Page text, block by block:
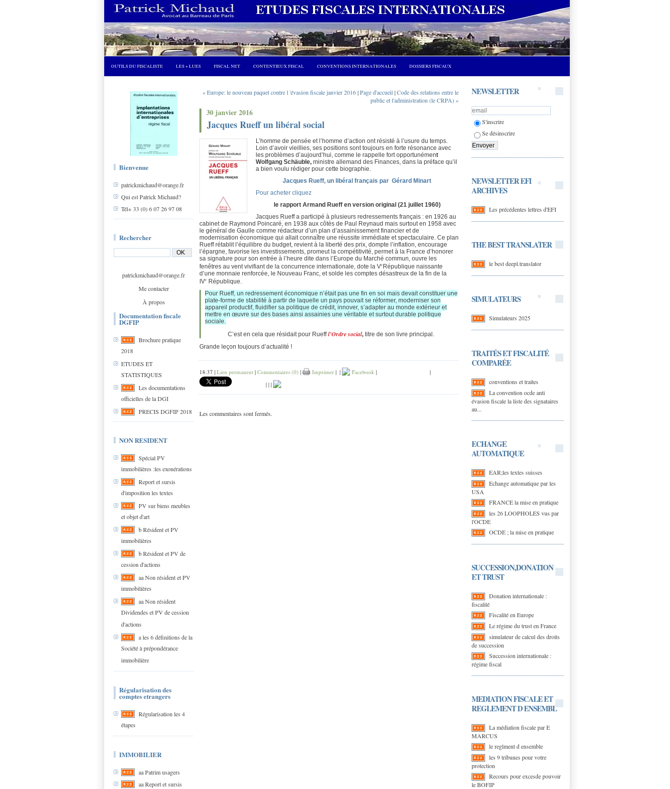
OUTILS DU FISCALISTE LES + LUES FISCAL NET CONTENTIEUX FISCAL CONVENTIONS INTERNATIONALES DOSSIERS FISCAUX
Bienvenue
patrickmichaud@orange.fr
Qui est Patrick Michaud?
Tél+ 33 (0) 6 07 26 97 08
Rechercher
patrickmichaud@orange.fr
Me contacter
À propos
Documentation fiscale
DGFIP
Brochure pratique
2018
ETUDES ET
STATISTIQUES
Les documentations
officielles de la DGI
PRECIS DGFIP 2018
NON RESIDENT
Spécial PV
immobilières :les exonérations
Report et sursis
d'imposition les textes
PV sur biens meubles
et objet d'art
b Résident et PV
immobilières
b Résident et PV de
cession d'actions
aa Non résident et PV
immobilières
aa Non résident
Dividendes et PV de cession
d'actions
a les 6 définitions de la
Société à prépondérance
immobilière
Régularisation des
comptes etrangers
Régularisation les 4
étapes
IMMOBILIER
aa Patrim usagers
aa Report et sursis
NEWSLETTER
S'inscrire
Se désinscrire
NEWSLETTER EFI
ARCHIVES
Les précédentes lettres d'EFI
THE BEST TRANSLATER
le best deepl.translator
SIMULATEURS
Simulateurs 2025
TRAITÉS ET FISCALITÉ
COMPARÉE
conventions et traites
La convention ocde anti
évasion fiscale la liste des signataires
au...
ECHANGE
AUTOMATIQUE
EAR;les textes suisses
Echange automatique par les
USA
FRANCE la mise en pratique
les 26 LOOPHOLES vus par
l'OCDE
OCDE ; la mise en pratique
SUCCESSION,DONATION
ET TRUST
Donation internationale :
fiscalité
Fiscalité en Europe
Le régime du trust en France
simulateur de calcul des droits
de succession
Succession internationale :
régime fiscal
MEDIATION FISCALE ET
REGLEMENT D ENSEMBL
La médiation fiscale par E
MARCUS
le reglment d ensemble
les 9 tribunes pour votre
protection
Recours pour excesde pouvoir
le BOFIP
« Europe: le nouveau paquet contre l 'évasion fiscale janvier 2016|Page d'accueil|Code des relations entre le
public et l'administration (le CRPA) »
30 janvier 2016
Jacques Rueff un libéral social
L’homme de pensée et l’homme d’action ont résisté à l’usure du temps.
Loin d’avoir vieillies, ses positions sont toujours en forte résonance avec
les problèmes d’aujourd’hui, comme le rappelle fort opportunément
Wolfgang Schäuble,ministre allemand des Finances, dans la préface qu’il
a bien voulu rédiger pour cette biographie.
Jacques Rueff, un libéral français par Gérard Minart
Pour acheter cliquez
le rapport Armand Rueff en version original (21 juillet 1960)
Jacques Rueff a participé à plusieurs redressements français : en 1926 au
cabinet de Raymond Poincaré, en 1938 aux côtés de Paul Reynaud mais surtout en 1958 avec
le général de Gaulle comme rédacteur d’un plan d’assainissement financier et de
modernisation économique qui allait connaître une réussite immédiate et spectaculaire. Ce plan
Rueff rétablit l’équilibre du budget, revient à la liberté des prix, dompte l’inflation, encourage
l’épargne, favorise les investissements, promeut la compétitivité, permet à la France d’honorer
sa signature pour son entrée à l’heure dite dans l’Europe du Marché commun, ouvre les
fenêtres au vent vivifiant de la concurrence internationale, dote la Ve République naissante
d’une monnaie renforcée, le Nouveau Franc, et solde les comptes désastreux de la fin de la
IVe République.
Pour Rueff, un redressement économique n’était pas une fin en soi mais devait constituer une
plate-forme de stabilité à partir de laquelle un pays pouvait se réformer, moderniser son
appareil productif, fluidifier sa politique de crédit, innover, s’adapter au monde extérieur et
mettre en œuvre sur des bases ainsi assainies une véritable et surtout durable politique
sociale.
C’est en cela que résidait pour Rueffl’Ordre social, titre de son livre principal.
Grande leçon toujours d’actualité !
18:37 | Lien permanent | Commentaires (0) | Imprimer | | Facebook |
|
| | |
Les commentaires sont fermés.